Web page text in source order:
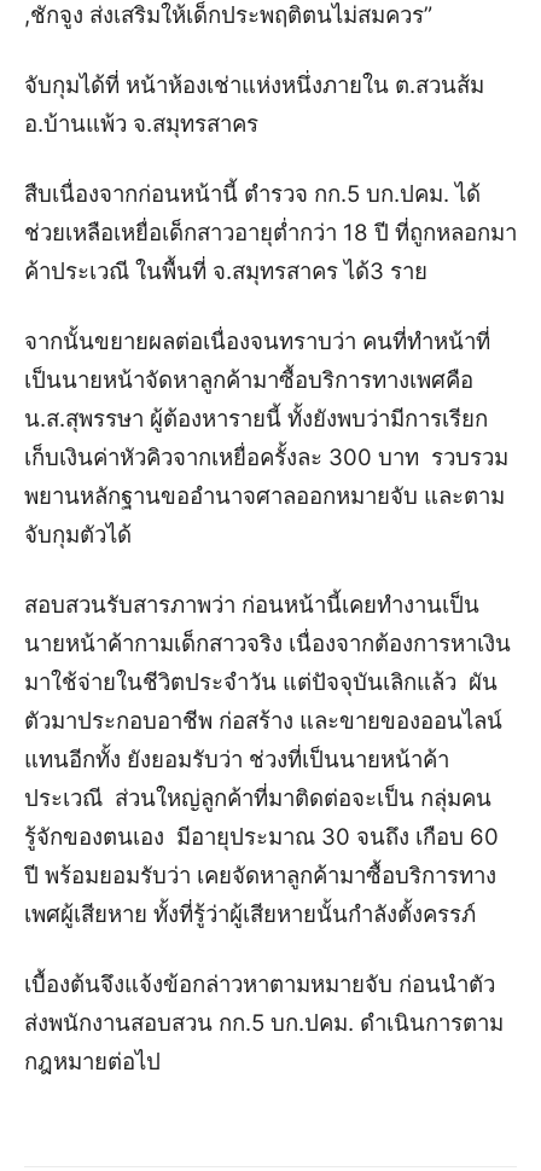
,ชักจูง ส่งเสริมให้เด็กประพฤติตนไม่สมควร”
จับกุมได้ที่ หน้าห้องเช่าแห่งหนึ่งภายใน ต.สวนส้ม
อ.บ้านแพ้ว จ.สมุทรสาคร
สืบเนื่องจากก่อนหน้านี้ ตำรวจ กก.5 บก.ปคม. ได้
ช่วยเหลือเหยื่อเด็กสาวอายุต่ำกว่า 18 ปี ที่ถูกหลอกมา
ค้าประเวณี ในพื้นที่ จ.สมุทรสาคร ได้3 ราย
จากนั้นขยายผลต่อเนื่องจนทราบว่า คนที่ทำหน้าที่
เป็นนายหน้าจัดหาลูกค้ามาซื้อบริการทางเพศคือ
น.ส.สุพรรษา ผู้ต้องหารายนี้ ทั้งยังพบว่ามีการเรียก
เก็บเงินค่าหัวคิวจากเหยื่อครั้งละ 300 บาท รวบรวม
พยานหลักฐานขออำนาจศาลออกหมายจับ และตาม
จับกุมตัวได้
สอบสวนรับสารภาพว่า ก่อนหน้านี้เคยทำงานเป็น
นายหน้าค้ากามเด็กสาวจริง เนื่องจากต้องการหาเงิน
มาใช้จ่ายในชีวิตประจำวัน แต่ปัจจุบันเลิกแล้ว ผัน
ตัวมาประกอบอาชีพ ก่อสร้าง และขายของออนไลน์
แทนอีกทั้ง ยังยอมรับว่า ช่วงที่เป็นนายหน้าค้า
ประเวณี ส่วนใหญ่ลูกค้าที่มาติดต่อจะเป็น กลุ่มคน
รู้จักของตนเอง มีอายุประมาณ 30 จนถึง เกือบ 60
ปี พร้อมยอมรับว่า เคยจัดหาลูกค้ามาซื้อบริการทาง
เพศผู้เสียหาย ทั้งที่รู้ว่าผู้เสียหายนั้นกำลังตั้งครรภ์
เบื้องต้นจึงแจ้งข้อกล่าวหาตามหมายจับ ก่อนนำตัว
ส่งพนักงานสอบสวน กก.5 บก.ปคม. ดำเนินการตาม
กฎหมายต่อไป